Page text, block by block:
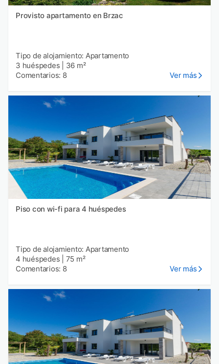
Provisto apartamento en Brzac
Tipo de alojamiento: Apartamento
3 huéspedes
36 m²
Comentarios: 8
Ver más
Piso con wi-fi para 4 huéspedes
Tipo de alojamiento: Apartamento
4 huéspedes
75 m²
Comentarios: 8
Ver más